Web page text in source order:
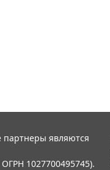
партнеры являются
1027700495745).